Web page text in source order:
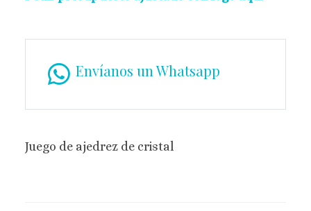
Envíanos un Whatsapp
Juego de ajedrez de cristal